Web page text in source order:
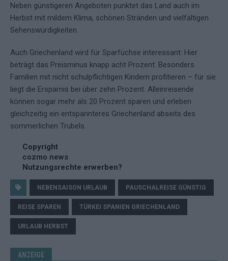
Neben günstigeren Angeboten punktet das Land auch im
Herbst mit mildem Klima, schönen Stränden und vielfältigen
Sehenswürdigkeiten.
Auch Griechenland wird für Sparfüchse interessant: Hier
beträgt das Preisminus knapp acht Prozent. Besonders
Familien mit nicht schulpflichtigen Kindern profitieren – für sie
liegt die Ersparnis bei über zehn Prozent. Alleinreisende
können sogar mehr als 20 Prozent sparen und erleben
gleichzeitig ein entspannteres Griechenland abseits des
sommerlichen Trubels.
Copyright
cozmo news
Nutzungsrechte erwerben?
NEBENSAISON URLAUB PAUSCHALREISE GÜNSTIG
REISE SPAREN TÜRKEI SPANIEN GRIECHENLAND
URLAUB HERBST
ANZEIGE